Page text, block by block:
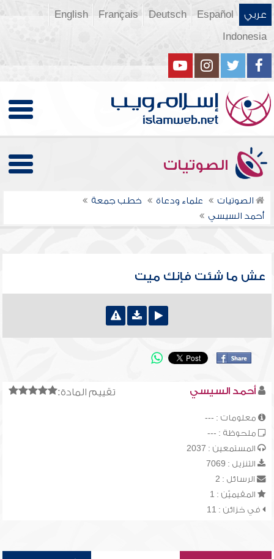
عربي Español
Deutsch
Français
English
Indonesia
الصوتيات
الصوتيات علماء ودعاة
خطب جمعة
أحمد السيسي
عش ما شئت فإنك ميت
تقييم المادة: أحمد السيسي
معلومات : ---
ملحوظة : ---
المستمعين : 2037
التنزيل : 7069
الرسائل : 2
المقيميّن : 1
في خزائن : 11